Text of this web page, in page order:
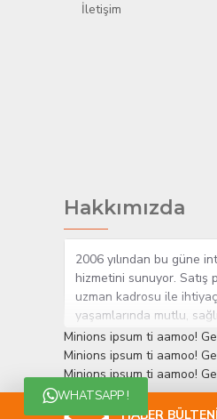
WHATSAPP !
İletişim
Hakkımızda
2006 yılından bu güne
hizmetini sunuyor. Satış
uzman kadrosu ile
yaşamlarında mutlu,
çok yakından takip
müşteri memnuniyetini
edinmiştir.
Minions ipsum ti aamoo!
Minions ipsum ti aamoo!
Minions ipsum ti aamoo!
HABER BÜLTENİ